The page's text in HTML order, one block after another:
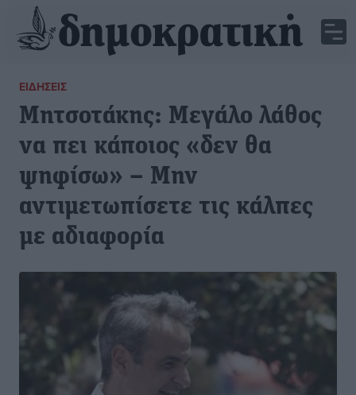
ΕΙΔΉΣΕΙΣ
Μητσοτάκης: Μεγάλο λάθος
να πει κάποιος «δεν θα
ψηφίσω» – Μην
αντιμετωπίσετε τις κάλπες
με αδιαφορία